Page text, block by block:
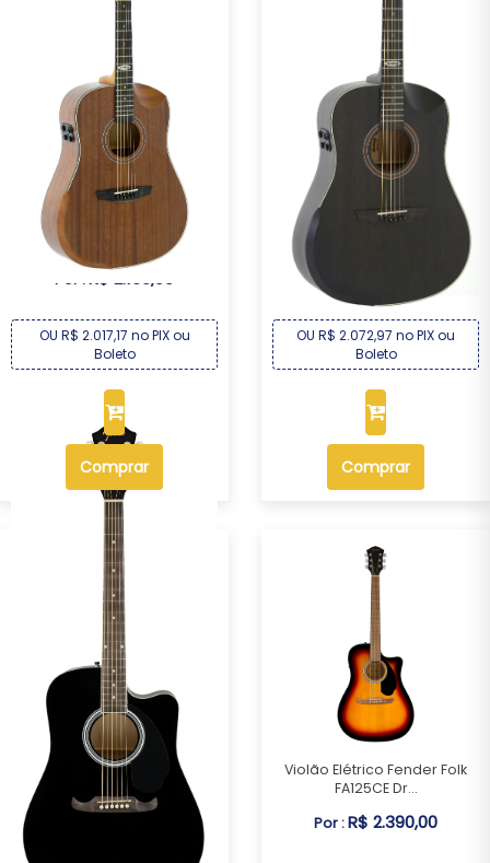
Violão Eletroacústico
Strinberg SD301H...
Por :R$ 2.169,00
OU R$ 2.017,17 no PIX ou
Boleto
Comprar
Violão Eletroacústico
Por :
OU R$ 2.072,97 no PIX ou
Boleto
Comprar
Violão Elétrico Fender Folk
Violão Elétrico Fender Folk
FA125CE Dr...
Por :R$ 2.390,00